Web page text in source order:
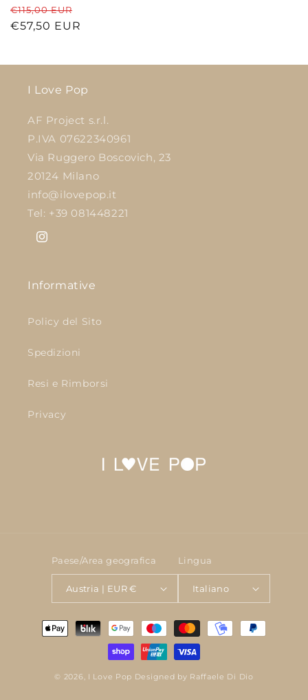
Prezzo
di
€115,00 EUR
scontato
€57,50 EUR
I Love Pop
AF Project s.r.l.
P.IVA 07622340961
Via Ruggero Boscovich, 23
20124 Milano
info@ilovepop.it
Tel: +39 081448221
Instagram
Informative
Policy del Sito
Spedizioni
Resi e Rimborsi
Privacy
Paese/Area geografica
Austria | EUR €
Lingua
Italiano
Metodi
© 2026, I Love Pop Designed by Raffaele Di Dio